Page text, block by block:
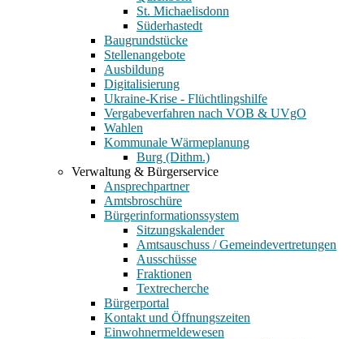
St. Michaelisdonn
Süderhastedt
Baugrundstücke
Stellenangebote
Ausbildung
Digitalisierung
Ukraine-Krise - Flüchtlingshilfe
Vergabeverfahren nach VOB & UVgO
Wahlen
Kommunale Wärmeplanung
Burg (Dithm.)
Verwaltung & Bürgerservice
Ansprechpartner
Amtsbroschüre
Bürgerinformationssystem
Sitzungskalender
Amtsauschuss / Gemeindevertretungen
Ausschüsse
Fraktionen
Textrecherche
Bürgerportal
Kontakt und Öffnungszeiten
Einwohnermeldewesen